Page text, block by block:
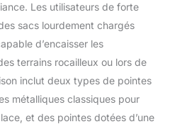
Les utilisateurs de forte
sacs lourdement chargés
d’encaisser les
terrains rocailleux ou lors de
inclut deux types de pointes
métalliques classiques pour
et des pointes dotées d’une